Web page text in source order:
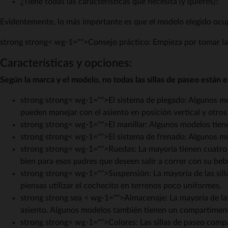
Evidentemente, lo más importante es que el modelo elegido
strong strong< wg-1="">Consejo práctico: Empieza por tomar
Características y opciones:
Según la marca y el modelo, no todas las sillas de paseo están
strong strong< wg-1="">El sistema de plegado: Algunos
pueden manejar con el asiento en posición vertical y
strong strong< wg-1="">El manillar: Algunos modelos
strong strong< wg-1="">El sistema de frenado: Algunos
strong strong< wg-1="">Ruedas: La mayoría tienen
bien para esos padres que deseen salir a correr con su
strong strong< wg-1="">Suspensión: La mayoría de las
piensas utilizar el cochecito en terrenos poco uniformes.
strong strong sea < wg-1="">Almacenaje: La mayoría de
asiento. Algunos modelos también tienen un
strong strong< wg-1="">Colores: Las sillas de paseo